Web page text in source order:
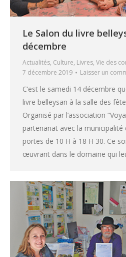
Le Salon du livre
décembre
Actualités, Culture, Livres, Vie des
7 décembre 2019
Laisser un
C’est le samedi 14 décembre
livre belleysan à la salle des
Organisé par l’association
partenariat avec la municipalité
portes de 10 H à 18 H 30. Ce
œuvrant dans le domaine qui